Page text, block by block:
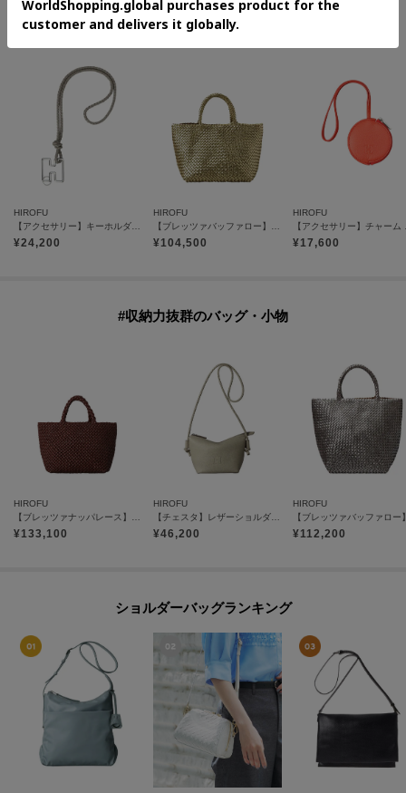
#上質な本革アイテム
HIROFU
¥24,200
HIROFU
¥104,500
HIROFU
¥17,600
#収納力抜群のバッグ・小物
HIROFU
【ブレッツァナッパレース】レザーメッシュトートバッグ S 本革（商品番号：P25-31006）
¥133,100
HIROFU
【チェスタ】レザーショルダーバッグ S 2WAY 本革 （商品番号：P25－30615）
¥46,200
HIROFU
¥112,200
ショルダーバッグランキング